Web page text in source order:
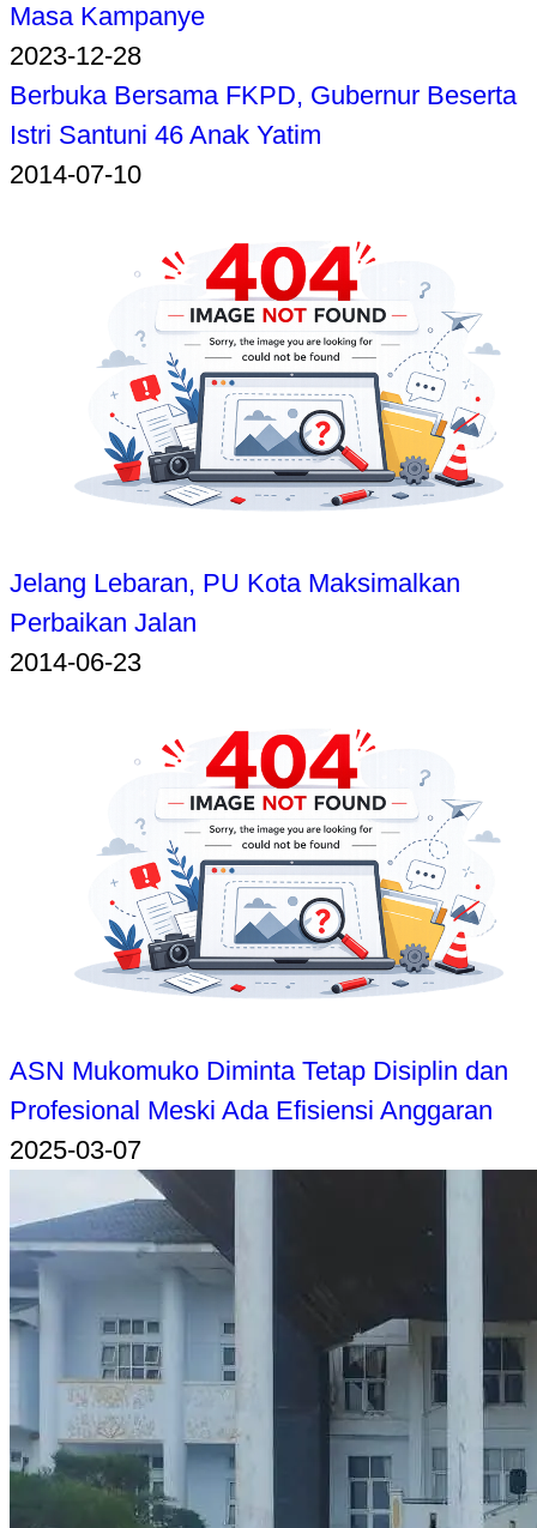
Masa Kampanye
2023-12-28
Berbuka Bersama FKPD, Gubernur Beserta
Istri Santuni 46 Anak Yatim
2014-07-10
Jelang Lebaran, PU Kota Maksimalkan
Perbaikan Jalan
2014-06-23
ASN Mukomuko Diminta Tetap Disiplin dan
Profesional Meski Ada Efisiensi Anggaran
2025-03-07